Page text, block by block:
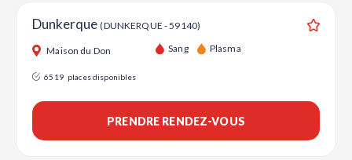
Dunkerque(DUNKERQUE - 59140)
Maison du Don Sang Plasma
6519 places disponibles
PRENDRE RENDEZ-VOUS